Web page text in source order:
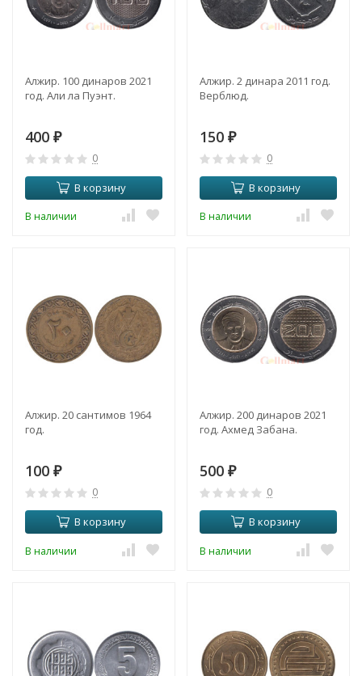
Алжир. 100 динаров 2021
год. Али ла Пуэнт.
400 ₽
0
В корзину
В наличии
Алжир. 2 динара 2011 год.
Верблюд.
150 ₽
0
В корзину
В наличии
Алжир. 20 сантимов 1964
год.
100 ₽
0
В корзину
В наличии
Алжир. 200 динаров 2021
год. Ахмед Забана.
500 ₽
0
В корзину
В наличии